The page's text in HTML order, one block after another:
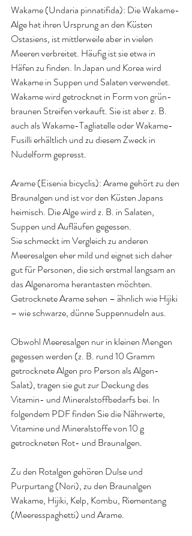
Wakame (Undaria pinnatifida): Die Wakame-
Alge hat ihren Ursprung an den Küsten
Ostasiens, ist mittlerweile aber in vielen
Meeren verbreitet. Häufig ist sie etwa in
Häfen zu finden. In Japan und Korea wird
Wakame in Suppen und Salaten verwendet.
Wakame wird getrocknet in Form von grün-
braunen Streifen verkauft. Sie ist aber z. B.
auch als Wakame-Tagliatelle oder Wakame-
Fusilli erhältlich und zu diesem Zweck in
Nudelform gepresst.
Arame (Eisenia bicyclis): Arame gehört zu den
Braunalgen und ist vor den Küsten Japans
heimisch. Die Alge wird z. B. in Salaten,
Suppen und Aufläufen gegessen.
Sie schmeckt im Vergleich zu anderen
Meeresalgen eher mild und eignet sich daher
gut für Personen, die sich erstmal langsam an
das Algenaroma herantasten möchten.
Getrocknete Arame sehen – ähnlich wie Hijiki
– wie schwarze, dünne Suppennudeln aus.
Obwohl Meeresalgen nur in kleinen Mengen
gegessen werden (z. B. rund 10 Gramm
getrocknete Algen pro Person als Algen-
Salat), tragen sie gut zur Deckung des
Vitamin- und Mineralstoffbedarfs bei. In
folgendem PDF finden Sie die Nährwerte,
Vitamine und Mineralstoffe von 10 g
getrockneten Rot- und Braunalgen.
Zu den Rotalgen gehören Dulse und
Purpurtang (Nori), zu den Braunalgen
Wakame, Hijiki, Kelp, Kombu, Riementang
(Meeresspaghetti) und Arame.